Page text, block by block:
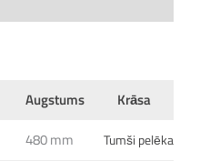
Augstums
Krāsa
480 mm Tumši pelēka